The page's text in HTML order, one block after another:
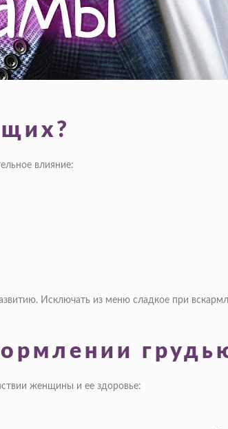
влияние:
Исключать из меню сладкое при
женщины и ее здоровье: